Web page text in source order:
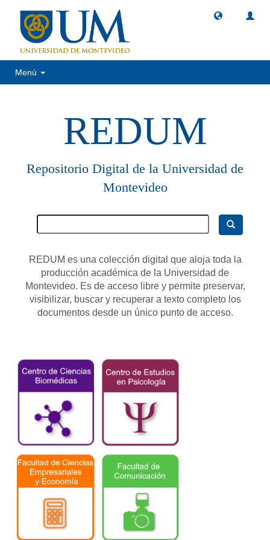
Menú
REDUM
Repositorio Digital de la Universidad de
Montevideo
REDUM es una colección digital que aloja toda la
producción académica de la Universidad de
Montevideo. Es de acceso libre y permite preservar,
visibilizar, buscar y recuperar a texto completo los
documentos desde un único punto de acceso.